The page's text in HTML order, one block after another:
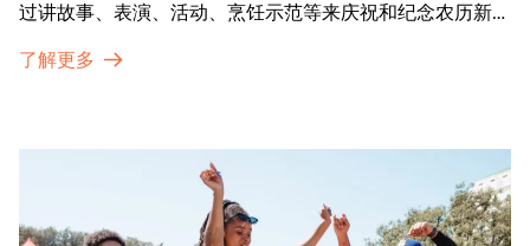
过讲故事、表演、活动、烹饪示范等来庆祝和纪念农历新年
通过亲身参与和虚拟的治疗圈来相互支持。
了解更多